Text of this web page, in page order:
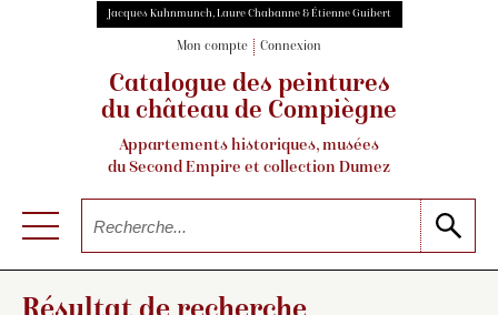
Jacques Kuhnmunch, Laure Chabanne & Étienne Guibert
Mon compte Connexion
Catalogue des peintures
du château de Compiègne
Appartements historiques, musées
du Second Empire et collection Dumez